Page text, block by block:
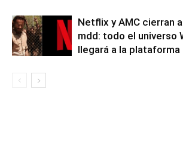
Netflix y AMC cierran
mdd: todo el universo
llegará a la plataforma